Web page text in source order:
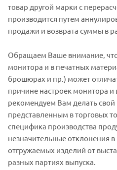
товар другой марки с
производится путем
продажи и возврата суммы в
Обращаем Ваше внимание,
монитора и в печатных
брошюрах и пр.) может
причине настроек монитора
рекомендуем Вам делать
представленным в торговых
специфика производства
незначительные отклонения
отгружаемых изделий от
разных партиях выпуска.